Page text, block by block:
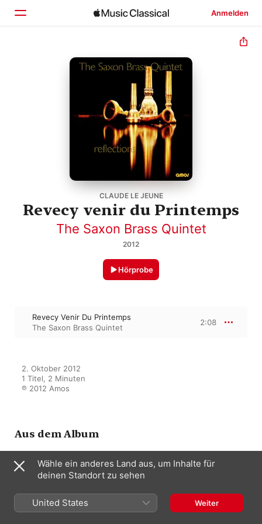
Anmelden
Startseite
CLAUDE LE JEUNE
Revecy venir du Printemps
The Saxon Brass Quintet
2012
Hörprobe
Revecy Venir Du Printemps
The Saxon Brass Quintet
2:08
2. Oktober 2012
1 Titel, 2 Minuten
℗ 2012 Amos
Aus dem Album
Reflections
The Saxon Brass Quintet
Wähle ein anderes Land aus, um Inhalte für
deinen Standort zu sehen
United States Weiter